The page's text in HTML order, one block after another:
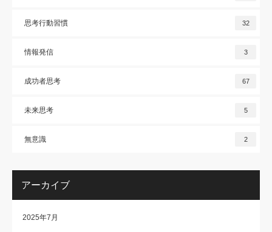
思考行動習慣 32
情報発信 3
成功者思考 67
未来思考 5
無意識 2
アーカイブ
2025年7月